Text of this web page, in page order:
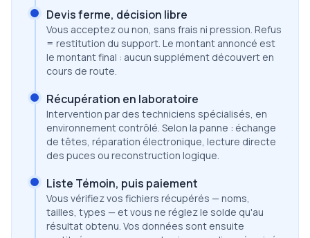
Devis ferme, décision libre
Vous acceptez ou non, sans frais ni pression. Refus
= restitution du support. Le montant annoncé est
le montant final : aucun supplément découvert en
cours de route.
Récupération en laboratoire
Intervention par des techniciens spécialisés, en
environnement contrôlé. Selon la panne : échange
de têtes, réparation électronique, lecture directe
des puces ou reconstruction logique.
Liste Témoin, puis paiement
Vous vérifiez vos fichiers récupérés — noms,
tailles, types — et vous ne réglez le solde qu'au
résultat obtenu. Vos données sont ensuite